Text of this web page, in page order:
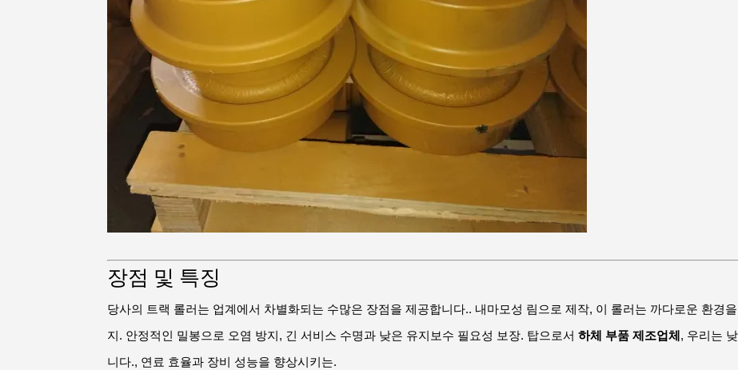
장점 및 특징
당사의 트랙 롤러는 업계에서 차별화되는 수많은 장점을 제공합니다.. 내마모성 림으로 제작, 이 롤러는 까다로운 환경
지. 안정적인 밀봉으로 오염 방지, 긴 서비스 수명과 낮은 유지보수 필요성 보장. 탑으로서하체 부품 제조업체, 우리는
니다., 연료 효율과 장비 성능을 향상시키는.